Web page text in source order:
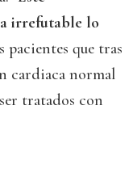
irrefutable lo
pacientes que tras
cardiaca normal
tratados con